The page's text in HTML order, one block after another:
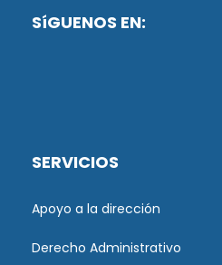
SíGUENOS EN:
SERVICIOS
Apoyo a la dirección
Derecho Administrativo